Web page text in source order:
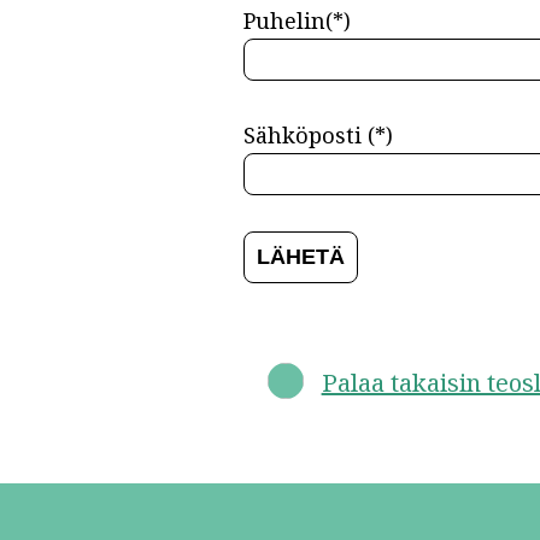
Puhelin(*)
Sähköposti (*)
Palaa takaisin